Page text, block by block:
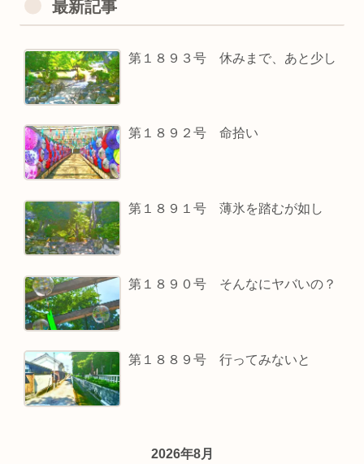
最新記事
第１８９３号 休みまで、あと少し
第１８９２号 命拾い
第１８９１号 薄氷を踏むが如し
第１８９０号 そんなにヤバいの？
第１８８９号 行ってみないと
2026年8月